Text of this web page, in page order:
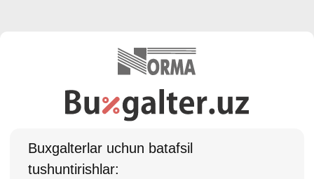
Buхgalterlar uchun batafsil
tushuntirishlar: